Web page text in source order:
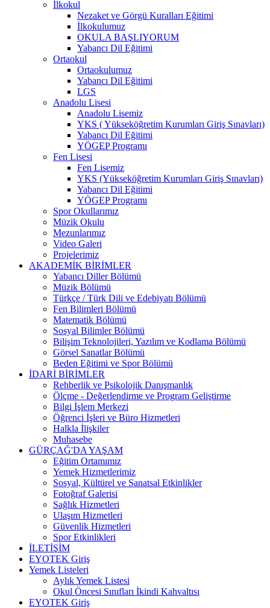
İlkokul
Nezaket ve Görgü Kuralları Eğitimi
İlkokulumuz
OKULA BAŞLIYORUM
Yabancı Dil Eğitimi
Ortaokul
Ortaokulumuz
Yabancı Dil Eğitimi
LGS
Anadolu Lisesi
Anadolu Lisemiz
YKS ( Yükseköğretim Kurumları Giriş Sınavları)
Yabancı Dil Eğitimi
YÖGEP Programı
Fen Lisesi
Fen Lisemiz
YKS (Yükseköğretim Kurumları Giriş Sınavları)
Yabancı Dil Eğitimi
YÖGEP Programı
Spor Okullarımız
Müzik Okulu
Mezunlarımız
Video Galeri
Projelerimiz
AKADEMİK BİRİMLER
Yabancı Diller Bölümü
Müzik Bölümü
Türkçe / Türk Dili ve Edebiyatı Bölümü
Fen Bilimleri Bölümü
Matematik Bölümü
Sosyal Bilimler Bölümü
Bilişim Teknolojileri, Yazılım ve Kodlama Bölümü
Görsel Sanatlar Bölümü
Beden Eğitimi ve Spor Bölümü
İDARİ BİRİMLER
Rehberlik ve Psikolojik Danışmanlık
Ölçme - Değerlendirme ve Program Geliştirme
Bilgi İşlem Merkezi
Öğrenci İşleri ve Büro Hizmetleri
Halkla İlişkiler
Muhasebe
GÜRÇAĞ'DA YAŞAM
Eğitim Ortamımız
Yemek Hizmetlerimiz
Sosyal, Kültürel ve Sanatsal Etkinlikler
Fotoğraf Galerisi
Sağlık Hizmetleri
Ulaşım Hizmetleri
Güvenlik Hizmetleri
Spor Etkinlikleri
İLETİŞİM
EYOTEK Giriş
Yemek Listeleri
Aylık Yemek Listesi
Okul Öncesi Sınıfları İkindi Kahvaltısı
EYOTEK Giriş